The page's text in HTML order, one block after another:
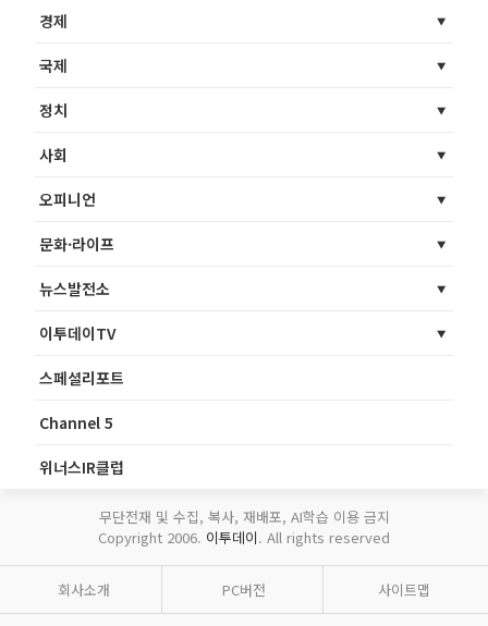
경제
국제
정치
사회
오피니언
문화·라이프
뉴스발전소
이투데이TV
스페셜리포트
Channel 5
위너스IR클럽
무단전재 및 수집, 복사, 재배포, AI학습 이용 금지
Copyright 2006. 이투데이. All rights reserved
회사소개 PC버전 사이트맵